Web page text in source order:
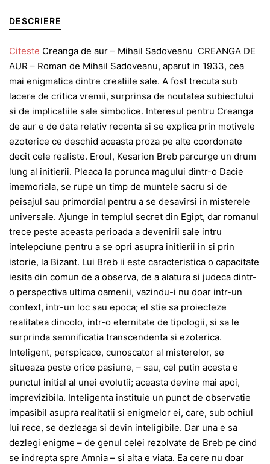
DESCRIERE
Citeste Creanga de aur – Mihail Sadoveanu CREANGA DE
AUR – Roman de Mihail Sadoveanu, aparut in 1933, cea
mai enigmatica dintre creatiile sale. A fost trecuta sub
lacere de critica vremii, surprinsa de noutatea subiectului
si de implicatiile sale simbolice. Interesul pentru Creanga
de aur e de data relativ recenta si se explica prin motivele
ezoterice ce deschid aceasta proza pe alte coordonate
decit cele realiste. Eroul, Kesarion Breb parcurge un drum
lung al initierii. Pleaca la porunca magului dintr-o Dacie
imemoriala, se rupe un timp de muntele sacru si de
peisajul sau primordial pentru a se desavirsi in misterele
universale. Ajunge in templul secret din Egipt, dar romanul
trece peste aceasta perioada a devenirii sale intru
intelepciune pentru a se opri asupra initierii in si prin
istorie, la Bizant. Lui Breb ii este caracteristica o capacitate
iesita din comun de a observa, de a alatura si judeca dintr-
o perspectiva ultima oamenii, vazindu-i nu doar intr-un
context, intr-un loc sau epoca; el stie sa proiecteze
realitatea dincolo, intr-o eternitate de tipologii, si sa le
surprinda semnificatia transcendenta si ezoterica.
Inteligent, perspicace, cunoscator al misterelor, se
situeaza peste orice pasiune, – sau, cel putin acesta e
punctul initial al unei evolutii; aceasta devine mai apoi,
imprevizibila. Inteligenta instituie un punct de observatie
impasibil asupra realitatii si enigmelor ei, care, sub ochiul
lui rece, se dezleaga si devin inteligibile. Dar una e sa
dezlegi enigme – de genul celei rezolvate de Breb pe cind
se indrepta spre Amnia – si alta e viata. Ea cere nu doar